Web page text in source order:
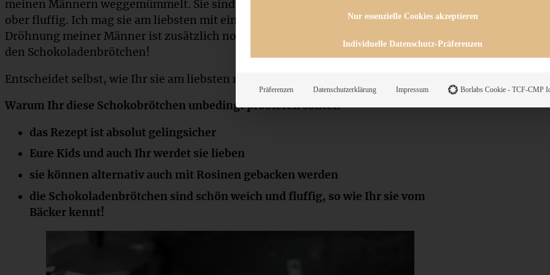
meinen Männern weggemümmelt. Sie sind aber auch wirklich genial lecker und
ober fluffig. Ich mag sie am liebsten mit ein wenig Butter, die absolute Schoko-
Dröhnung meiner Männer ist zusätzlich noch eine Ladung Nuss-Nougat-Creme auf
den Schokoladenbrötchen!
Entscheidet selbst, wie Ihr sie am liebsten mögt!
Warum Ihr diese Schokobrötchen unbedingt probieren solltet:
das Rezept ist absolut gelingsicher
Eure Kids und auch Ihr werdet sie lieben
sie können alternativ auch mit Rosinen gebacken werden
die Schokoladenbrötchen sind schön weich und fluffig, so wie Ihr sie vom
Bäcker kennt!
Nur essenzielle Cookies akzeptieren
Individuelle Datenschutz-Präferenzen
Präferenzen Datenschutzerklärung Impressum Borlabs Cookie - TCF-CMP